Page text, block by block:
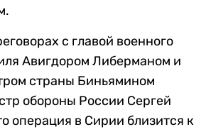
с главой военного
Авигдором Либерманом и
страны Биньямином
обороны России Сергей
операция в Сирии близится к